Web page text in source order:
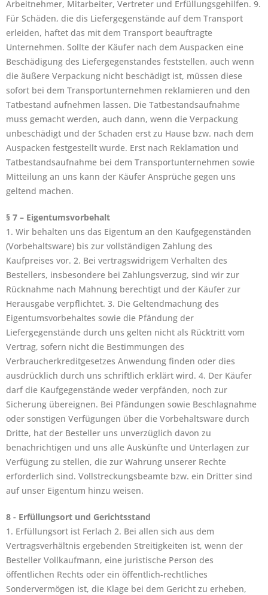
Arbeitnehmer, Mitarbeiter, Vertreter und Erfüllungsgehilfen. 9.
Für Schäden, die dis Liefergegenstände auf dem Transport
erleiden, haftet das mit dem Transport beauftragte
Unternehmen. Sollte der Käufer nach dem Auspacken eine
Beschädigung des Liefergegenstandes feststellen, auch wenn
die äußere Verpackung nicht beschädigt ist, müssen diese
sofort bei dem Transportunternehmen reklamieren und den
Tatbestand aufnehmen lassen. Die Tatbestandsaufnahme
muss gemacht werden, auch dann, wenn die Verpackung
unbeschädigt und der Schaden erst zu Hause bzw. nach dem
Auspacken festgestellt wurde. Erst nach Reklamation und
Tatbestandsaufnahme bei dem Transportunternehmen sowie
Mitteilung an uns kann der Käufer Ansprüche gegen uns
geltend machen.
§ 7 – Eigentumsvorbehalt
1. Wir behalten uns das Eigentum an den Kaufgegenständen
(Vorbehaltsware) bis zur vollständigen Zahlung des
Kaufpreises vor. 2. Bei vertragswidrigem Verhalten des
Bestellers, insbesondere bei Zahlungsverzug, sind wir zur
Rücknahme nach Mahnung berechtigt und der Käufer zur
Herausgabe verpflichtet. 3. Die Geltendmachung des
Eigentumsvorbehaltes sowie die Pfändung der
Liefergegenstände durch uns gelten nicht als Rücktritt vom
Vertrag, sofern nicht die Bestimmungen des
Verbraucherkreditgesetzes Anwendung finden oder dies
ausdrücklich durch uns schriftlich erklärt wird. 4. Der Käufer
darf die Kaufgegenstände weder verpfänden, noch zur
Sicherung übereignen. Bei Pfändungen sowie Beschlagnahme
oder sonstigen Verfügungen über die Vorbehaltsware durch
Dritte, hat der Besteller uns unverzüglich davon zu
benachrichtigen und uns alle Auskünfte und Unterlagen zur
Verfügung zu stellen, die zur Wahrung unserer Rechte
erforderlich sind. Vollstreckungsbeamte bzw. ein Dritter sind
auf unser Eigentum hinzu weisen.
8 - Erfüllungsort und Gerichtsstand
1. Erfüllungsort ist Ferlach 2. Bei allen sich aus dem
Vertragsverhältnis ergebenden Streitigkeiten ist, wenn der
Besteller Vollkaufmann, eine juristische Person des
öffentlichen Rechts oder ein öffentlich-rechtliches
Sondervermögen ist, die Klage bei dem Gericht zu erheben,